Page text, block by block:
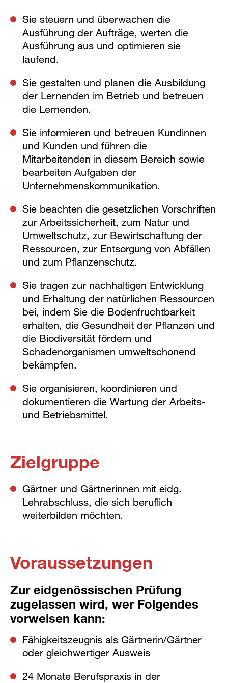
Sie steuern und überwachen die
Ausführung der Aufträge, werten die
Ausführung aus und optimieren sie
laufend.
Sie gestalten und planen die Ausbildung
der Lernenden im Betrieb und betreuen
die Lernenden.
Sie informieren und betreuen Kundinnen
und Kunden und führen die
Mitarbeitenden in diesem Bereich sowie
bearbeiten Aufgaben der
Unternehmenskommunikation.
Sie beachten die gesetzlichen Vorschriften
zur Arbeitssicherheit, zum Natur und
Umweltschutz, zur Bewirtschaftung der
Ressourcen, zur Entsorgung von Abfällen
und zum Pflanzenschutz.
Sie tragen zur nachhaltigen Entwicklung
und Erhaltung der natürlichen Ressourcen
bei, indem Sie die Bodenfruchtbarkeit
erhalten, die Gesundheit der Pflanzen und
die Biodiversität fördern und
Schadenorganismen umweltschonend
bekämpfen.
Sie organisieren, koordinieren und
dokumentieren die Wartung der Arbeits-
und Betriebsmittel.
Zielgruppe
Gärtner und Gärtnerinnen mit eidg.
Lehrabschluss, die sich beruflich
weiterbilden möchten.
Voraussetzungen
Zur eidgenössischen Prüfung
zugelassen wird, wer Folgendes
vorweisen kann:
Fähigkeitszeugnis als Gärtnerin/Gärtner
oder gleichwertiger Ausweis
24 Monate Berufspraxis in der